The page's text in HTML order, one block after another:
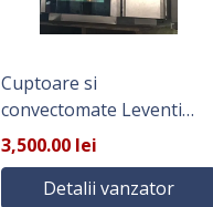
Cuptoare si
convectomate Leventi
Olanda
3,500.00 lei
Detalii vanzator